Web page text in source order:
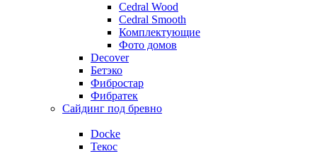
Cedral Wood
Cedral Smooth
Комплектующие
Фото домов
Decover
Бетэко
Фибростар
Фибратек
Сайдинг под бревно
Docke
Текос